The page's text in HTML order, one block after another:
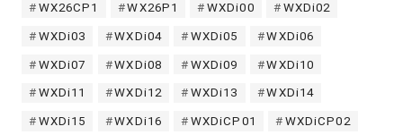
WX26CP1 WX26P1 WXDi00 WXDi02
WXDi03 WXDi04 WXDi05 WXDi06
WXDi07 WXDi08 WXDi09 WXDi10
WXDi11 WXDi12 WXDi13 WXDi14
WXDi15 WXDi16 WXDiCP01 WXDiCP02